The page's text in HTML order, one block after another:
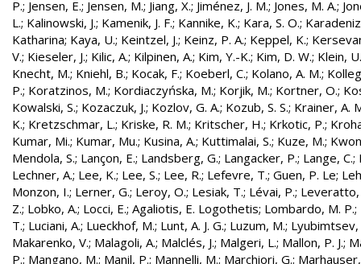
P.; Jensen, E.; Jensen, M.; Jiang, X.; Jiménez, J. M.; Jones, M. A.;
L.; Kalinowski, J.; Kamenik, J. F.; Kannike, K.; Kara, S. O.;
Katharina; Kaya, U.; Keintzel, J.; Keinz, P. A.; Keppel, K.;
V.; Kieseler, J.; Kilic, A.; Kilpinen, A.; Kim, Y.-K.; Kim, D. W.; Klein, U.
Knecht, M.; Kniehl, B.; Kocak, F.; Koeberl, C.; Kolano, A. M.;
P.; Koratzinos, M.; Kordiaczyńska, M.; Korjik, M.; Kortner, O.;
Kowalski, S.; Kozaczuk, J.; Kozlov, G. A.; Kozub, S. S.; Krainer, A.
K.; Kretzschmar, L.; Kriske, R. M.; Kritscher, H.; Krkotic, P.;
Kumar, Mi.; Kumar, Mu.; Kusina, A.; Kuttimalai, S.; Kuze, M.;
Mendola, S.; Lançon, E.; Landsberg, G.; Langacker, P.; Lange, C.;
Lechner, A.; Lee, K.; Lee, S.; Lee, R.; Lefevre, T.; Guen, P. Le;
Monzon, I.; Lerner, G.; Leroy, O.; Lesiak, T.; Lévai, P.; Leveratto,
Z.; Lobko, A.; Locci, E.; Agaliotis, E. Logothetis; Lombardo, M. P.;
T.; Luciani, A.; Lueckhof, M.; Lunt, A. J. G.; Luzum, M.; Lyubimtsev,
Makarenko, V.; Malagoli, A.; Malclés, J.; Malgeri, L.; Mallon, P. J.;
P.; Mangano, M.; Manil, P.; Mannelli, M.; Marchiori, G.;